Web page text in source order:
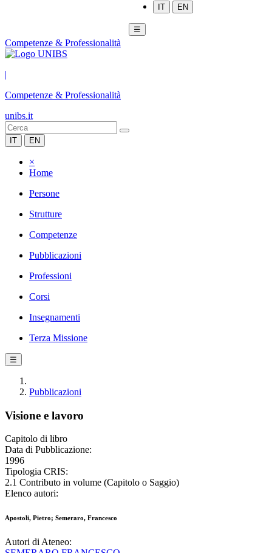
IT EN
☰
Competenze & Professionalità
|
Competenze & Professionalità
unibs.it
IT EN
×
Home
Persone
Strutture
Competenze
Pubblicazioni
Professioni
Corsi
Insegnamenti
Terza Missione
☰
Pubblicazioni
Visione e lavoro
Capitolo di libro
Data di Pubblicazione:
1996
Tipologia CRIS:
2.1 Contributo in volume (Capitolo o Saggio)
Elenco autori:
Apostoli, Pietro; Semeraro, Francesco
Autori di Ateneo: